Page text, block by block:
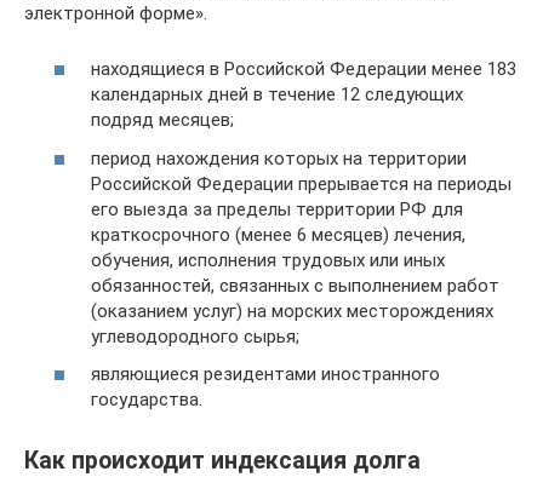
электронной форме».
находящиеся в Российской Федерации менее 183
календарных дней в течение 12 следующих
подряд месяцев;
период нахождения которых на территории
Российской Федерации прерывается на периоды
его выезда за пределы территории РФ для
краткосрочного (менее 6 месяцев) лечения,
обучения, исполнения трудовых или иных
обязанностей, связанных с выполнением работ
(оказанием услуг) на морских месторождениях
углеводородного сырья;
являющиеся резидентами иностранного
государства.
Как происходит индексация долга